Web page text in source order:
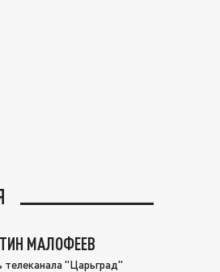
МАЛОФЕЕВ
телеканала "Царьград"